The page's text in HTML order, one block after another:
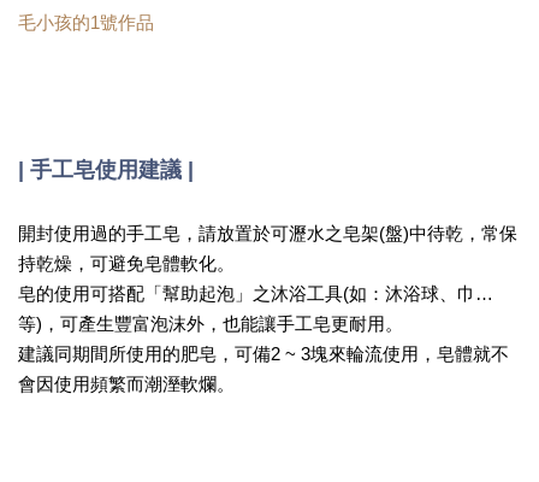
毛小孩的1號作品
| 手工皂使用建議 |
開封使用過的手工皂，請放置於可瀝水之皂架(盤)中待乾，常保
持乾燥，可避免皂體軟化。
皂的使用可搭配「幫助起泡」之沐浴工具(如：沐浴球、巾…
等)，可產生豐富泡沫外，也能讓手工皂更耐用。
建議同期間所使用的肥皂，可備2 ~ 3塊來輪流使用，皂體就不
會因使用頻繁而潮溼軟爛。